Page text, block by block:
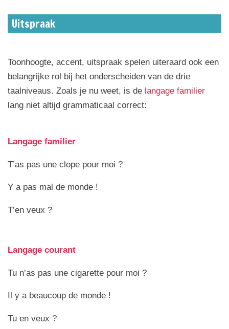
Uitspraak
Toonhoogte, accent, uitspraak spelen uiteraard ook een
belangrijke rol bij het onderscheiden van de drie
taalniveaus. Zoals je nu weet, is de langage familier
lang niet altijd grammaticaal correct:
Langage familier
T’as pas une clope pour moi ?
Y a pas mal de monde !
T’en veux ?
Langage courant
Tu n’as pas une cigarette pour moi ?
Il y a beaucoup de monde !
Tu en veux ?